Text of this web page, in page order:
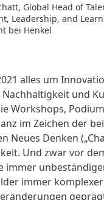
Global Head of
Leadership, and
bei Henkel
alles um
und
Workshops,
im Zeichen der
Neues Denken
Und zwar vor
immer
immer